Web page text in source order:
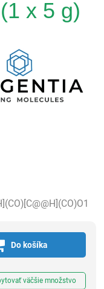
x 5 g)
Do košíka
väčšie množstvo